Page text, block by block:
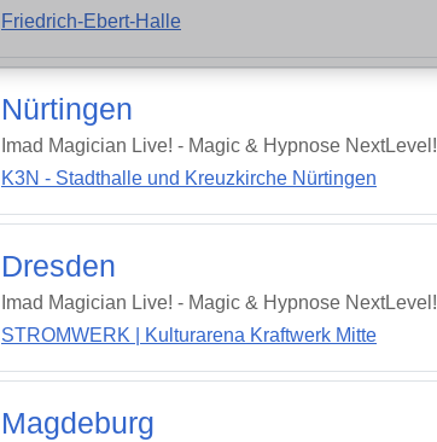
Friedrich-Ebert-Halle
Nürtingen
Imad Magician Live! - Magic & Hypnose NextLevel!
K3N - Stadthalle und Kreuzkirche Nürtingen
Dresden
Imad Magician Live! - Magic & Hypnose NextLevel!
STROMWERK | Kulturarena Kraftwerk Mitte
Magdeburg